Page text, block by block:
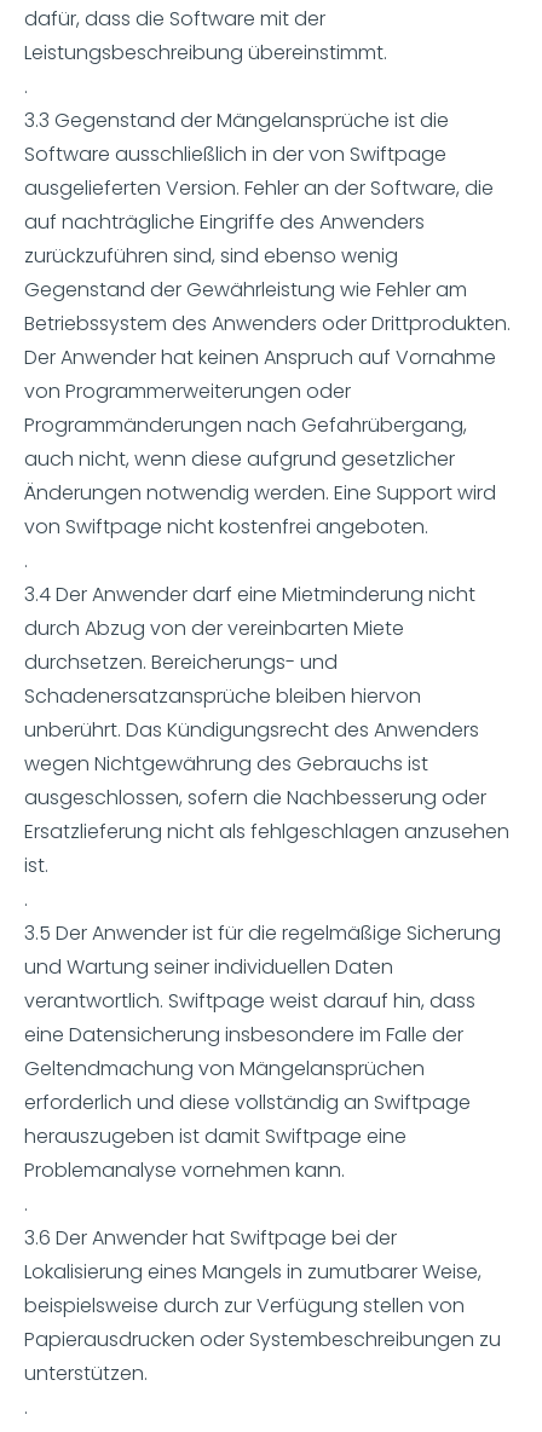
dafür, dass die Software mit der
Leistungsbeschreibung übereinstimmt.
.
3.3 Gegenstand der Mängelansprüche ist die
Software ausschließlich in der von Swiftpage
ausgelieferten Version. Fehler an der Software, die
auf nachträgliche Eingriffe des Anwenders
zurückzuführen sind, sind ebenso wenig
Gegenstand der Gewährleistung wie Fehler am
Betriebssystem des Anwenders oder Drittprodukten.
Der Anwender hat keinen Anspruch auf Vornahme
von Programmerweiterungen oder
Programmänderungen nach Gefahrübergang,
auch nicht, wenn diese aufgrund gesetzlicher
Änderungen notwendig werden. Eine Support wird
von Swiftpage nicht kostenfrei angeboten.
.
3.4 Der Anwender darf eine Mietminderung nicht
durch Abzug von der vereinbarten Miete
durchsetzen. Bereicherungs- und
Schadenersatzansprüche bleiben hiervon
unberührt. Das Kündigungsrecht des Anwenders
wegen Nichtgewährung des Gebrauchs ist
ausgeschlossen, sofern die Nachbesserung oder
Ersatzlieferung nicht als fehlgeschlagen anzusehen
ist.
.
3.5 Der Anwender ist für die regelmäßige Sicherung
und Wartung seiner individuellen Daten
verantwortlich. Swiftpage weist darauf hin, dass
eine Datensicherung insbesondere im Falle der
Geltendmachung von Mängelansprüchen
erforderlich und diese vollständig an Swiftpage
herauszugeben ist damit Swiftpage eine
Problemanalyse vornehmen kann.
.
3.6 Der Anwender hat Swiftpage bei der
Lokalisierung eines Mangels in zumutbarer Weise,
beispielsweise durch zur Verfügung stellen von
Papierausdrucken oder Systembeschreibungen zu
unterstützen.
.